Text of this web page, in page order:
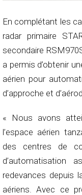
En complétant les
radar primaire
secondaire
a permis d’obtenir
aérien pour
d’approche et
« Nous avons
l’espace aérien
des centres de
d’automatisation
redevances depuis
aériens. Avec ce